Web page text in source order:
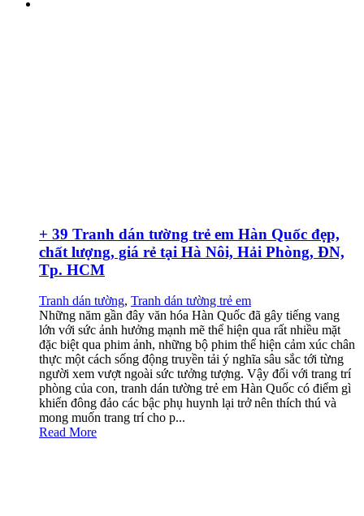
+ 39 Tranh dán tường trẻ em Hàn Quốc đẹp,
chất lượng, giá rẻ tại Hà Nôi, Hải Phòng, ĐN,
Tp. HCM
Tranh dán tường, Tranh dán tường trẻ em
Những năm gần đây văn hóa Hàn Quốc đã gây tiếng vang
lớn với sức ảnh hưởng mạnh mẽ thể hiện qua rất nhiều mặt
đặc biệt qua phim ảnh, những bộ phim thể hiện cảm xúc chân
thực một cách sống động truyền tải ý nghĩa sâu sắc tới từng
người xem vượt ngoài sức tưởng tượng. Vậy đối với trang trí
phòng của con, tranh dán tường trẻ em Hàn Quốc có điểm gì
khiến đông đảo các bậc phụ huynh lại trở nên thích thú và
mong muốn trang trí cho p...
Read More